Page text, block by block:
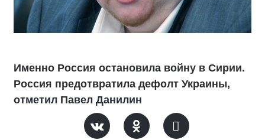
Именно Россия остановила войну в Сирии.
Россия предотвратила дефолт Украины,
отметил Павел Данилин